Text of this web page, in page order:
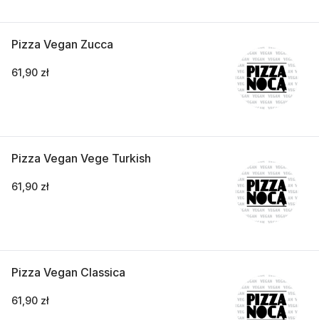
Pizza Vegan Zucca
61,90 zł
Pizza Vegan Vege Turkish
61,90 zł
Pizza Vegan Classica
61,90 zł